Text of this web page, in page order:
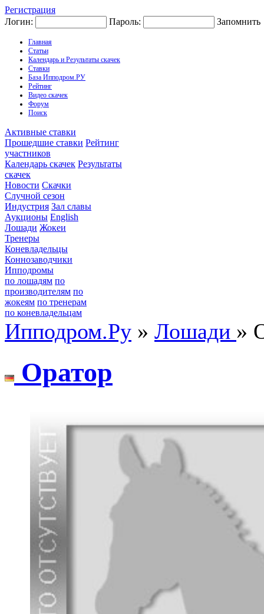
Регистрация
Логин:
Пароль: Запомнить
Главная
Статьи
Календарь и Результаты скачек
Ставки
База Ипподром.РУ
Рейтинг
Видео скачек
Форум
Поиск
Активные ставки
Прошедшие ставки Рейтинг
участников
Календарь скачек Результаты
скачек
Новости Скачки
Случной сезон
Индустрия Зал славы
Аукционы English
Лошади Жокеи
Тренеры
Коневладельцы
Коннозаводчики
Ипподромы
по лошадям по
производителям по
жокеям по тренерам
по коневладельцам
Ипподром.Ру » Лошади »
Oратор